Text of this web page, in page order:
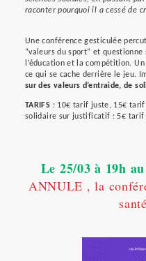
raconter pourquoi il a cessé de
Une conférence gesticulée
“valeurs du sport” et
l’éducation et la compétition.
ce qui se cache derrière le jeu.
sur des valeurs d’entraide, de
TARIFS : 10€ tarif juste, 15€
solidaire sur justificatif : 5€ tarif
Le 25/03 à 19h
ANNULE , la